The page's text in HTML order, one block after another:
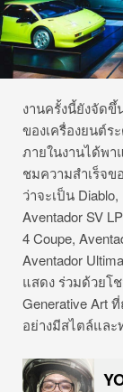
งานครั้งนี้ยังจัด
ของเครื่องยนต์ร
ภายในงานได้พ
ชมความสำเร็จข
ว่าจะเป็น
Aventador SV
4 Coupe,
Aventador
แสดง ร่วมด้วยโ
Generative Art
อย่างมีสไตล์และ